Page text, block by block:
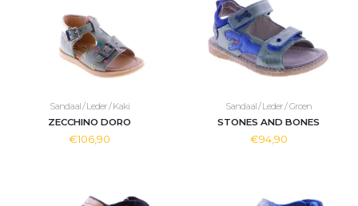
Sandaal / Leder / Kaki
ZECCHINO DORO
€106,90
Sandaal / Leder / Groen
STONES AND BONES
€94,90